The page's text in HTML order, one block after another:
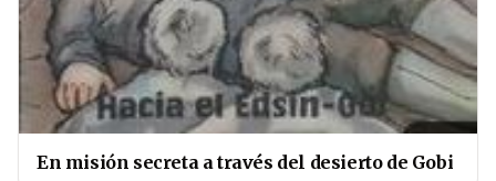
En misión secreta a través del desierto de Gobi